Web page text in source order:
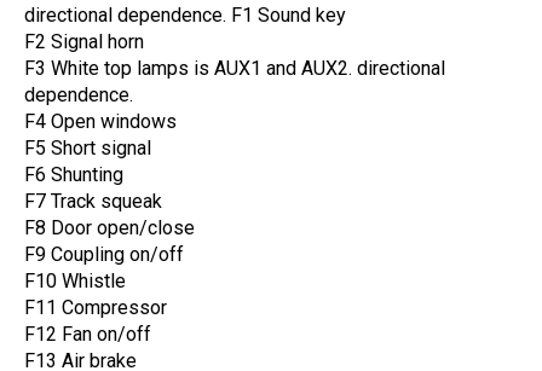
directional dependence. F1 Sound key
F2 Signal horn
F3 White top lamps is AUX1 and AUX2. directional
dependence.
F4 Open windows
F5 Short signal
F6 Shunting
F7 Track squeak
F8 Door open/close
F9 Coupling on/off
F10 Whistle
F11 Compressor
F12 Fan on/off
F13 Air brake